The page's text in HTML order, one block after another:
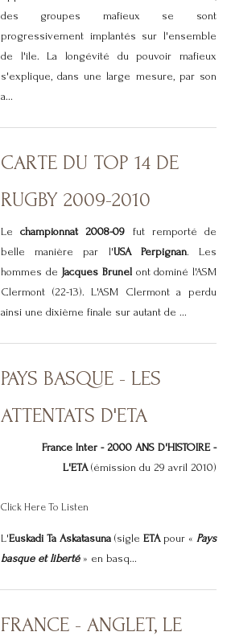
des groupes mafieux se sont
progressivement implantés sur l'ensemble
de l'île. La longévité du pouvoir mafieux
s'explique, dans une large mesure, par son
a...
CARTE DU TOP 14 DE
RUGBY 2009-2010
Lechampionnat 2008-09 fut remporté de
belle manière par l'USA Perpignan. Les
hommes de Jacques Brunel ont dominé l'ASM
Clermont (22-13). L'ASM Clermont a perdu
ainsi une dixième finale sur autant de ...
PAYS BASQUE - LES
ATTENTATS D'ETA
France Inter - 2000 ANS D'HISTOIRE -
L'ETA(émission du 29 avril 2010)
Click Here To Listen
L'Euskadi Ta Askatasuna(sigle ETApour «Pays
basque et liberté» en basq...
FRANCE - ANGLET, LE